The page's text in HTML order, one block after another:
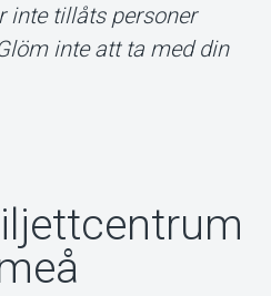
inte tillåts personer
inte att ta med din